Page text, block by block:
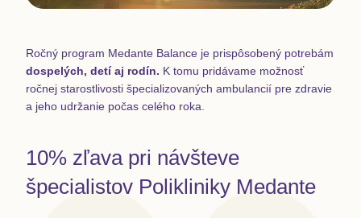
Ročný program Medante Balance je prispôsobený potrebám
dospelých, detí aj rodín. K tomu pridávame možnosť
ročnej starostlivosti špecializovaných ambulancií pre zdravie
a jeho udržanie počas celého roka.
10% zľava pri návšteve
špecialistov Polikliniky Medante